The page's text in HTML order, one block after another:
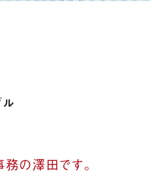
務の澤田です。